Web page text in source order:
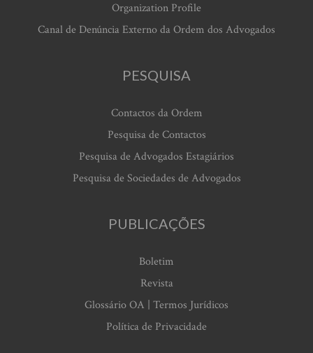
Organization Profile
Canal de Denúncia Externo da Ordem dos Advogados
PESQUISA
Contactos da Ordem
Pesquisa de Contactos
Pesquisa de Advogados Estagiários
Pesquisa de Sociedades de Advogados
PUBLICAÇÕES
Boletim
Revista
Glossário OA | Termos Jurídicos
Política de Privacidade